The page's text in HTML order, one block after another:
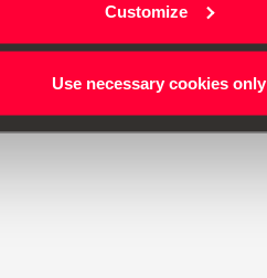
Customize
Use necessary cookies only